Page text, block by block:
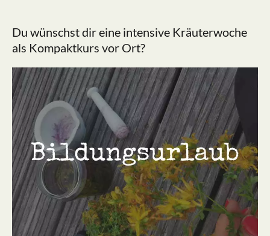
Du wünschst dir eine intensive Kräuterwoche
als Kompaktkurs vor Ort?